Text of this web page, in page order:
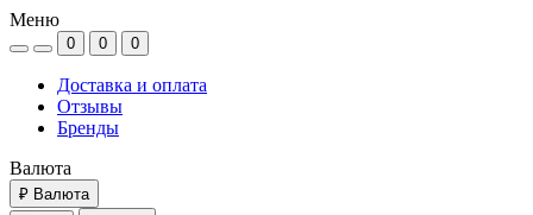
Меню
0 0 0
Доставка и оплата
Отзывы
Бренды
Валюта
₽ Валюта